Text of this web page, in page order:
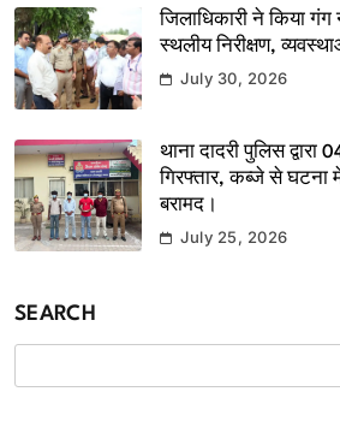
जिलाधिकारी ने किया गंग
स्थलीय निरीक्षण,
July 30, 2026
थाना दादरी पुलिस द्वारा
गिरफ्तार, कब्जे से
बरामद।
July 25, 2026
SEARCH